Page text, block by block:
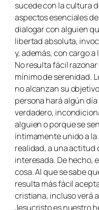
sucede con la cultura
aspectos esenciales
dialogar con alguien
libertad absoluta,
y, además, con cargo
No resulta fácil
mínimo de serenidad.
no alcanzan su
persona hará algún
verdadero,
alguien o porque se
íntimamente unido a
realidad, a una actitud
interesada. De hecho,
cosa. Al que se sabe
resulta más fácil
cristiana, incluso verá
Jesucristo es nuestro